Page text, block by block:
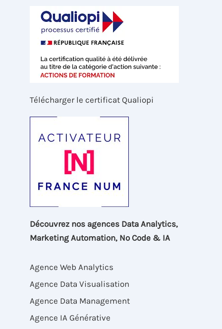
Télécharger le certificat Qualiopi
Découvrez nos agences Data Analytics,
Marketing Automation, No Code & IA
Agence Web Analytics
Agence Data Visualisation
Agence Data Management
Agence IA Générative